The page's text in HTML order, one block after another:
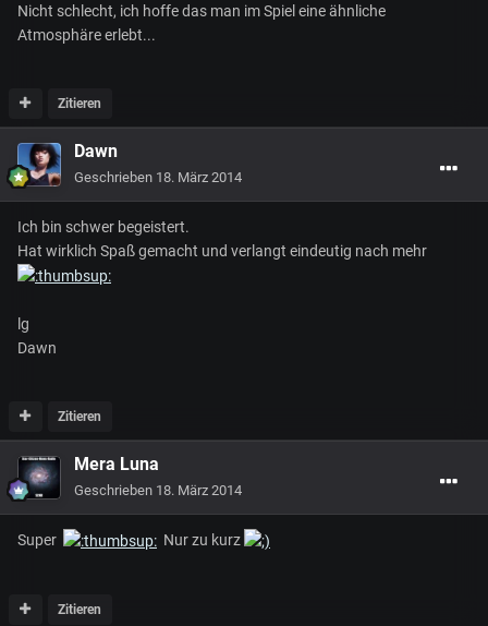
Nicht schlecht, ich hoffe das man im Spiel eine ähnliche
Atmosphäre erlebt...
Zitieren
Dawn
Geschrieben 18. März 2014
Ich bin schwer begeistert.
Hat wirklich Spaß gemacht und verlangt eindeutig nach mehr
lg
Dawn
Zitieren
Mera Luna
Geschrieben 18. März 2014
Super Nur zu kurz
Zitieren